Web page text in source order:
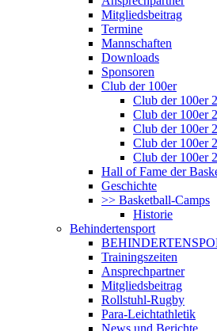
Mitgliedsbeitrag
Termine
Mannschaften
Downloads
Sponsoren
Club der 100er
Club der 100er
Club der 100er
Club der 100er
Club der 100er
Club der 100er
Hall of Fame der
Geschichte
>> Basketball-Camps
Historie
Behindertensport
Trainingszeiten
Ansprechpartner
Mitgliedsbeitrag
Rollstuhl-Rugby
Para-Leichtathletik
News und Berichte